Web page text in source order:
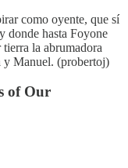
como oyente, que sí
donde hasta Foyone
la abrumadora
y Manuel. (probertoj)
of Our